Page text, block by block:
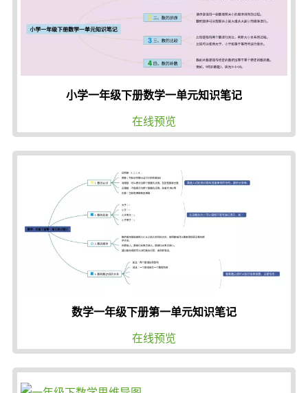
小学一年级下册数学一单元知识笔记
在线预览
数学一年级下册第一单元知识笔记
在线预览